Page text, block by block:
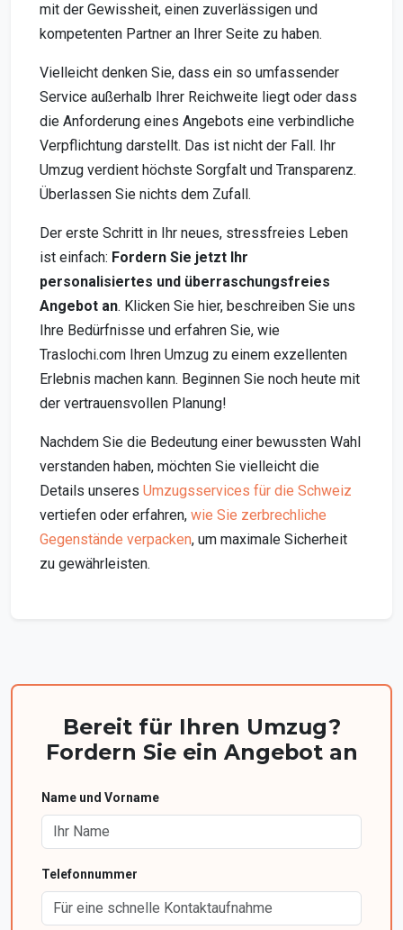
mit der Gewissheit, einen zuverlässigen und
kompetenten Partner an Ihrer Seite zu haben.
Vielleicht denken Sie, dass ein so umfassender
Service außerhalb Ihrer Reichweite liegt oder dass
die Anforderung eines Angebots eine verbindliche
Verpflichtung darstellt. Das ist nicht der Fall. Ihr
Umzug verdient höchste Sorgfalt und Transparenz.
Überlassen Sie nichts dem Zufall.
Der erste Schritt in Ihr neues, stressfreies Leben
ist einfach: Fordern Sie jetzt Ihr
personalisiertes und überraschungsfreies
Angebot an. Klicken Sie hier, beschreiben Sie uns
Ihre Bedürfnisse und erfahren Sie, wie
Traslochi.com Ihren Umzug zu einem exzellenten
Erlebnis machen kann. Beginnen Sie noch heute mit
der vertrauensvollen Planung!
Nachdem Sie die Bedeutung einer bewussten Wahl
verstanden haben, möchten Sie vielleicht die
Details unseres Umzugsservices für die Schweiz
vertiefen oder erfahren, wie Sie zerbrechliche
Gegenstände verpacken, um maximale Sicherheit
zu gewährleisten.
Bereit für Ihren Umzug?
Fordern Sie ein Angebot an
Name und Vorname
Telefonnummer